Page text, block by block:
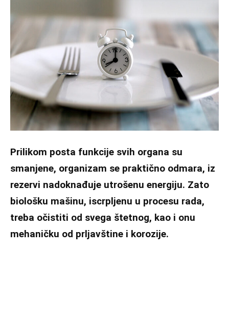
Prilikom posta funkcije svih organa su
smanjene, organizam se praktično odmara, iz
rezervi nadoknađuje utrošenu energiju. Zato
biološku mašinu, iscrpljenu u procesu rada,
treba očistiti od svega štetnog, kao i onu
mehaničku od prljavštine i korozije.